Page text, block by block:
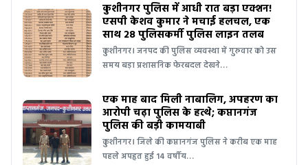
कुशीनगर पुलिस में आधी रात बड़ा एक्शन!
एसपी केशव कुमार ने मचाई हलचल, एक
साथ 28 पुलिसकर्मी पुलिस लाइन तलब
कुशीनगर। जनपद की पुलिस व्यवस्था में गुरुवार को उस
समय बड़ा प्रशासनिक फेरबदल देखने…
एक माह बाद मिली नाबालिग, अपहरण का
आरोपी चढ़ा पुलिस के हत्थे; कप्तानगंज
पुलिस की बड़ी कामयाबी
कुशीनगर। जिले की कप्तानगंज पुलिस ने करीब एक माह
पहले अपहृत हुई 14 वर्षीय…